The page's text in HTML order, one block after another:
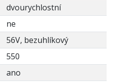
dvourychlostní
ne
56V, bezuhlíkový
550
ano